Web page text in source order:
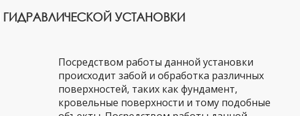
УСТАНОВКИ
Посредством работы данной установки
происходит забой и обработка различных
поверхностей, таких как фундамент,
кровельные поверхности и тому подобные